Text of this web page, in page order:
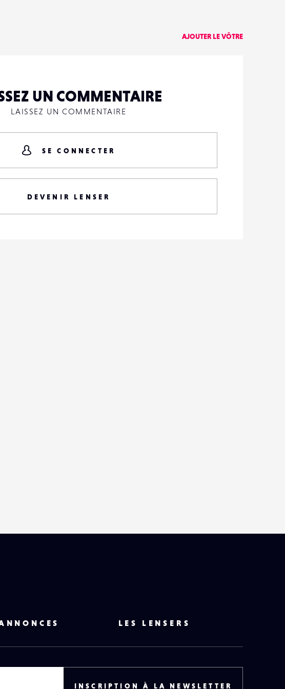
AJOUTER LE VÔTRE
UN COMMENTAIRE
LAISSEZ UN COMMENTAIRE
SE CONNECTER
DEVENIR LENSER
LES LENSERS
INSCRIPTION À LA NEWSLETTER